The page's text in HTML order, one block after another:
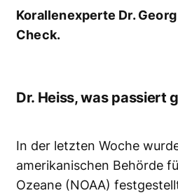
Korallenexperte Dr.
Check.
Dr. Heiss, was passiert
In der letzten Woche
amerikanischen Behörde
Ozeane (NOAA)